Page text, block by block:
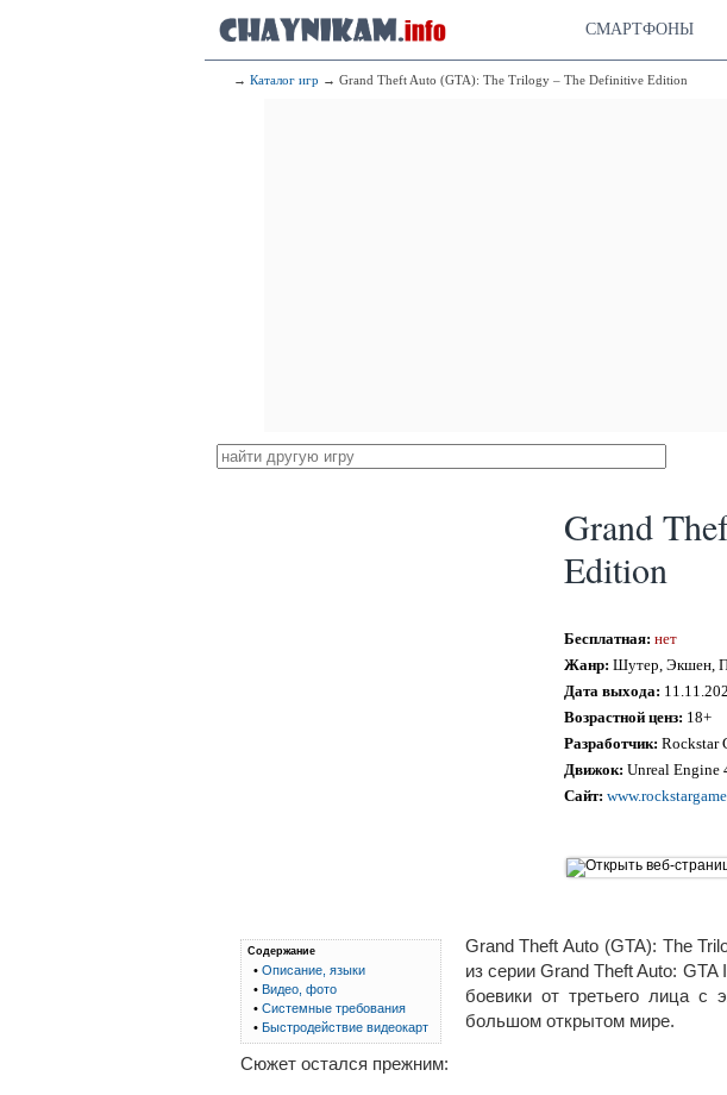
СМАРТФОНЫ
→ Каталог игр → Grand Theft Auto (GTA): The Trilogy – The Definitive Edition
Grand
Edition
Бесплатная: нет
Жанр: Шутер, Экшен,
Дата выхода:
Возрастной ценз: 18+
Разработчик: Rockstar
Движок: Unreal Engine
Сайт:
Содержание
• Описание, языки
• Видео, фото
• Системные требования
• Быстродействие видеокарт
Grand Theft Auto (GTA): The
из серии Grand Theft Auto:
боевики от третьего лица с
большом открытом мире.
Сюжет остался прежним: